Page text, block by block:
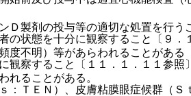
状態を十分に観察すること〔９．
察すること〔１１．１．１１参照
ＥＮ）、皮膚粘膜眼症候群（Ｓ
製剤の投与等の適切な処置を行う
不明）等があらわれることがある
れることがある。